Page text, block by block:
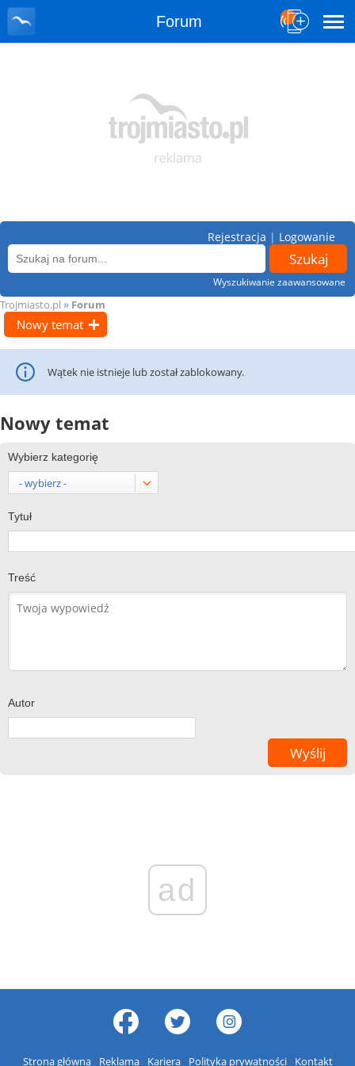
Forum
Wyszukiwanie zaawansowane
Rejestracja | Logowanie
Trojmiasto.pl » Forum
Nowy temat
Wątek nie istnieje lub został zablokowany.
Nowy temat
Wybierz kategorię
- wybierz -
Tytuł
Treść
Autor
ad
Strona główna Reklama Kariera Polityka prywatności Kontakt